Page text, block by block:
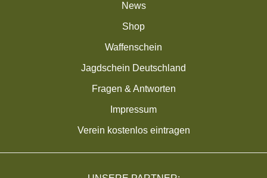
News
Shop
Waffenschein
Jagdschein Deutschland
Fragen & Antworten
Impressum
Verein kostenlos eintragen